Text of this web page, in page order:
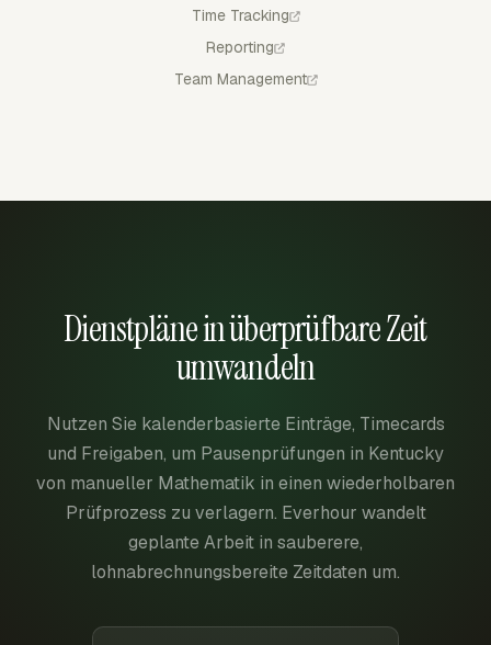
Time Tracking
Reporting
Team Management
Dienstpläne in überprüfbare Zeit
umwandeln
Nutzen Sie kalenderbasierte Einträge, Timecards
und Freigaben, um Pausenprüfungen in Kentucky
von manueller Mathematik in einen wiederholbaren
Prüfprozess zu verlagern. Everhour wandelt
geplante Arbeit in sauberere,
lohnabrechnungsbereite Zeitdaten um.